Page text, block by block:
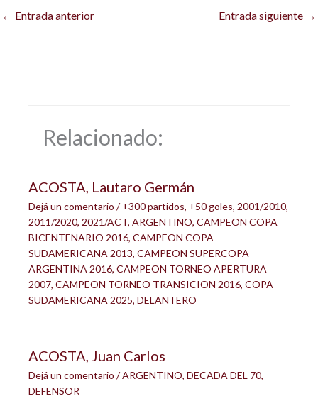
← Entrada anterior Entrada siguiente →
Relacionado:
ACOSTA, Lautaro Germán
Dejá un comentario /+300 partidos, +50 goles, 2001/2010,
2011/2020, 2021/ACT, ARGENTINO, CAMPEON COPA
BICENTENARIO 2016, CAMPEON COPA
SUDAMERICANA 2013, CAMPEON SUPERCOPA
ARGENTINA 2016, CAMPEON TORNEO APERTURA
2007, CAMPEON TORNEO TRANSICION 2016, COPA
SUDAMERICANA 2025, DELANTERO
ACOSTA, Juan Carlos
Dejá un comentario /ARGENTINO, DECADA DEL 70,
DEFENSOR